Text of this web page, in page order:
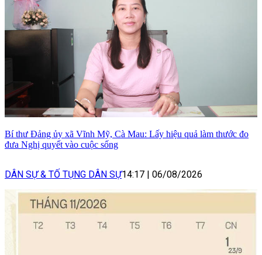
Bí thư Đảng ủy xã Vĩnh Mỹ, Cà Mau: Lấy hiệu quả làm thước đo
đưa Nghị quyết vào cuộc sống
DÂN SỰ & TỐ TỤNG DÂN SỰ14:17 06/08/2026